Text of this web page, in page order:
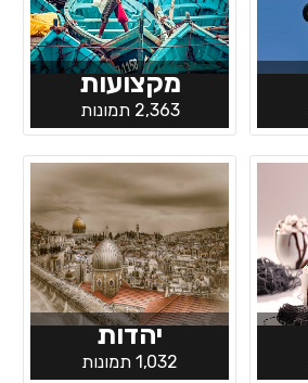
מקצועות
2,363 תמונות
יהדות
1,032 תמונות